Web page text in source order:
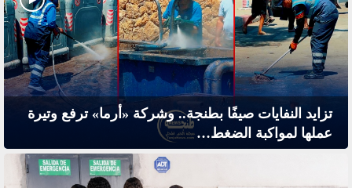
تزايد النفايات صيفًا بطنجة.. وشركة «أرما» ترفع وتيرة
عملها لمواكبة الضغط…